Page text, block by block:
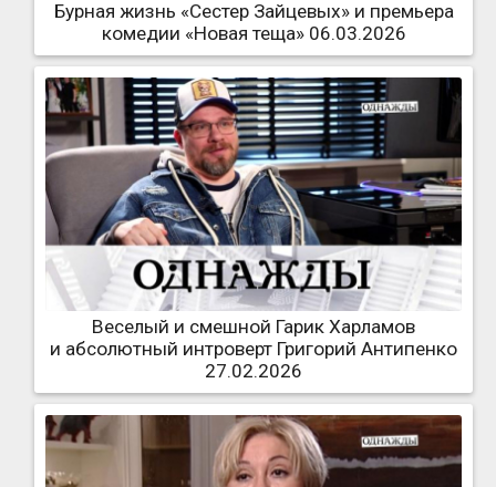
Бурная жизнь «Сестер Зайцевых» и премьера
комедии «Новая теща» 06.03.2026
Веселый и смешной Гарик Харламов
и абсолютный интроверт Григорий Антипенко
27.02.2026